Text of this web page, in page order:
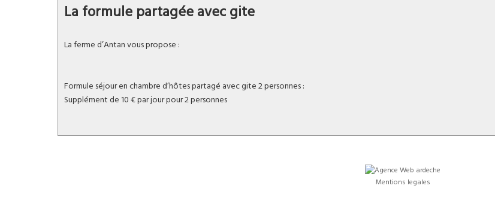
La formule partagée avec gite
La ferme d’Antan vous propose :
Formule séjour en chambre d’hôtes partagé avec gite 2 personnes :
Supplément de 10 € par jour pour 2 personnes
Mentions legales